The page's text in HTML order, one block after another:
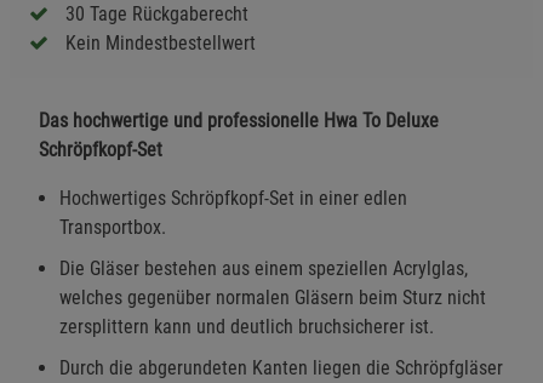
30 Tage Rückgaberecht
Kein Mindestbestellwert
Das hochwertige und professionelle Hwa To Deluxe
Schröpfkopf-Set
Hochwertiges Schröpfkopf-Set in einer edlen
Transportbox.
Die Gläser bestehen aus einem speziellen Acrylglas,
welches gegenüber normalen Gläsern beim Sturz nicht
zersplittern kann und deutlich bruchsicherer ist.
Durch die abgerundeten Kanten liegen die Schröpfgläser